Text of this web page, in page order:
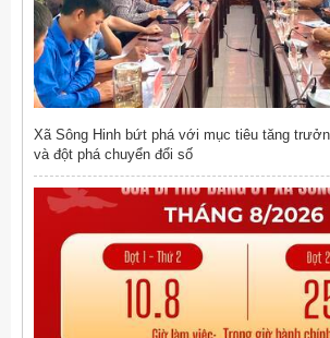
Xã Sông Hinh bứt phá với mục tiêu tăng
và đột phá chuyển đổi số